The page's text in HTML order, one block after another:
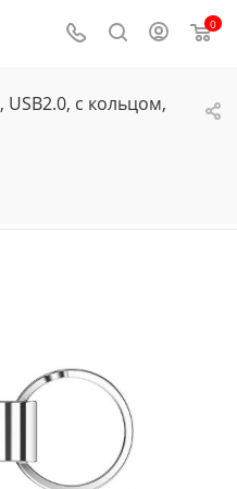
0
, USB2.0, с кольцом,